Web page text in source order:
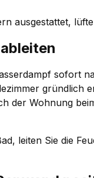
ausgestattet,
sofort
gründlich
der Wohnung
leiten Sie die